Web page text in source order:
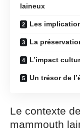
laineux
Les
La
L’impact
Un trésor de
Le contexte
mammouth